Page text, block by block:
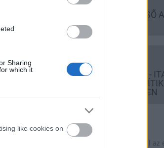
Sharing
which it
like cookies on
MEGÉRKEZETT AZ ESŐ
VÍZGYŰJTŐJÉRE
HŐSÉG ÉS VÍZHIÁNY -
FELTÖLTÉSÉVEL
A SOMOGYI ERDŐKBEN
Kevesebb fényt!
Kaposvár is szerepet vállal